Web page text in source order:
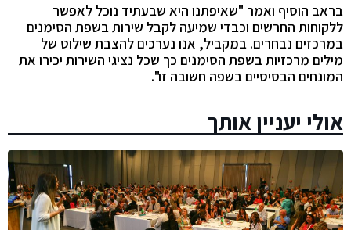
בראב הוסיף ואמר "שאיפתנו היא שבעתיד נוכל לאפשר
ללקוחות החרשים וכבדי שמיעה לקבל שירות בשפת הסימנים
במרכזים נבחרים. במקביל, אנו נערכים להצבת שילוט של
מילים מרכזיות בשפת הסימנים כך שכל נציגי השירות יכירו את
המונחים הבסיסיים בשפה חשובה זו".
אולי יעניין אותך